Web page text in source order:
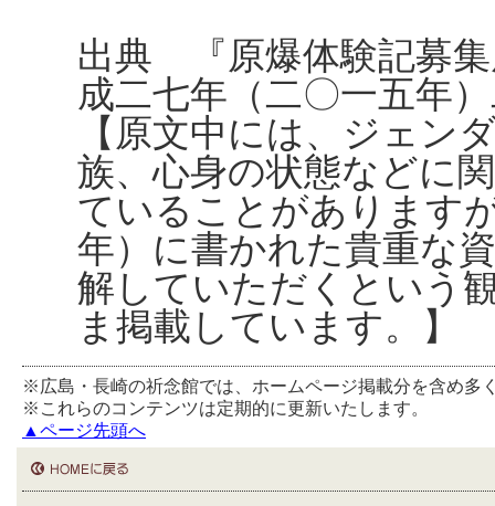
出典 『原爆体験記募
成二七年（二〇一五年
【原文中には、ジェン
族、心身の状態などに
ていることがあります
年）に書かれた貴重な
解していただくという
ま掲載しています。】
※広島・長崎の祈念館では、ホームページ掲載分を含め多
※これらのコンテンツは定期的に更新いたします。
▲ページ先頭へ